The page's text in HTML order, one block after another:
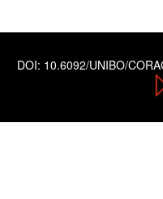
DOI: 10.6092/UNIBO/